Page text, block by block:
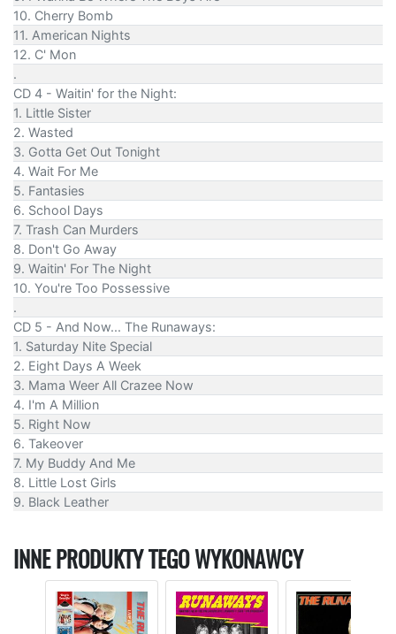
10. Cherry Bomb
11. American Nights
12. C' Mon
.
CD 4 - Waitin' for the Night:
1. Little Sister
2. Wasted
3. Gotta Get Out Tonight
4. Wait For Me
5. Fantasies
6. School Days
7. Trash Can Murders
8. Don't Go Away
9. Waitin' For The Night
10. You're Too Possessive
.
CD 5 - And Now... The Runaways:
1. Saturday Nite Special
2. Eight Days A Week
3. Mama Weer All Crazee Now
4. I'm A Million
5. Right Now
6. Takeover
7. My Buddy And Me
8. Little Lost Girls
9. Black Leather
INNE PRODUKTY TEGO WYKONAWCY